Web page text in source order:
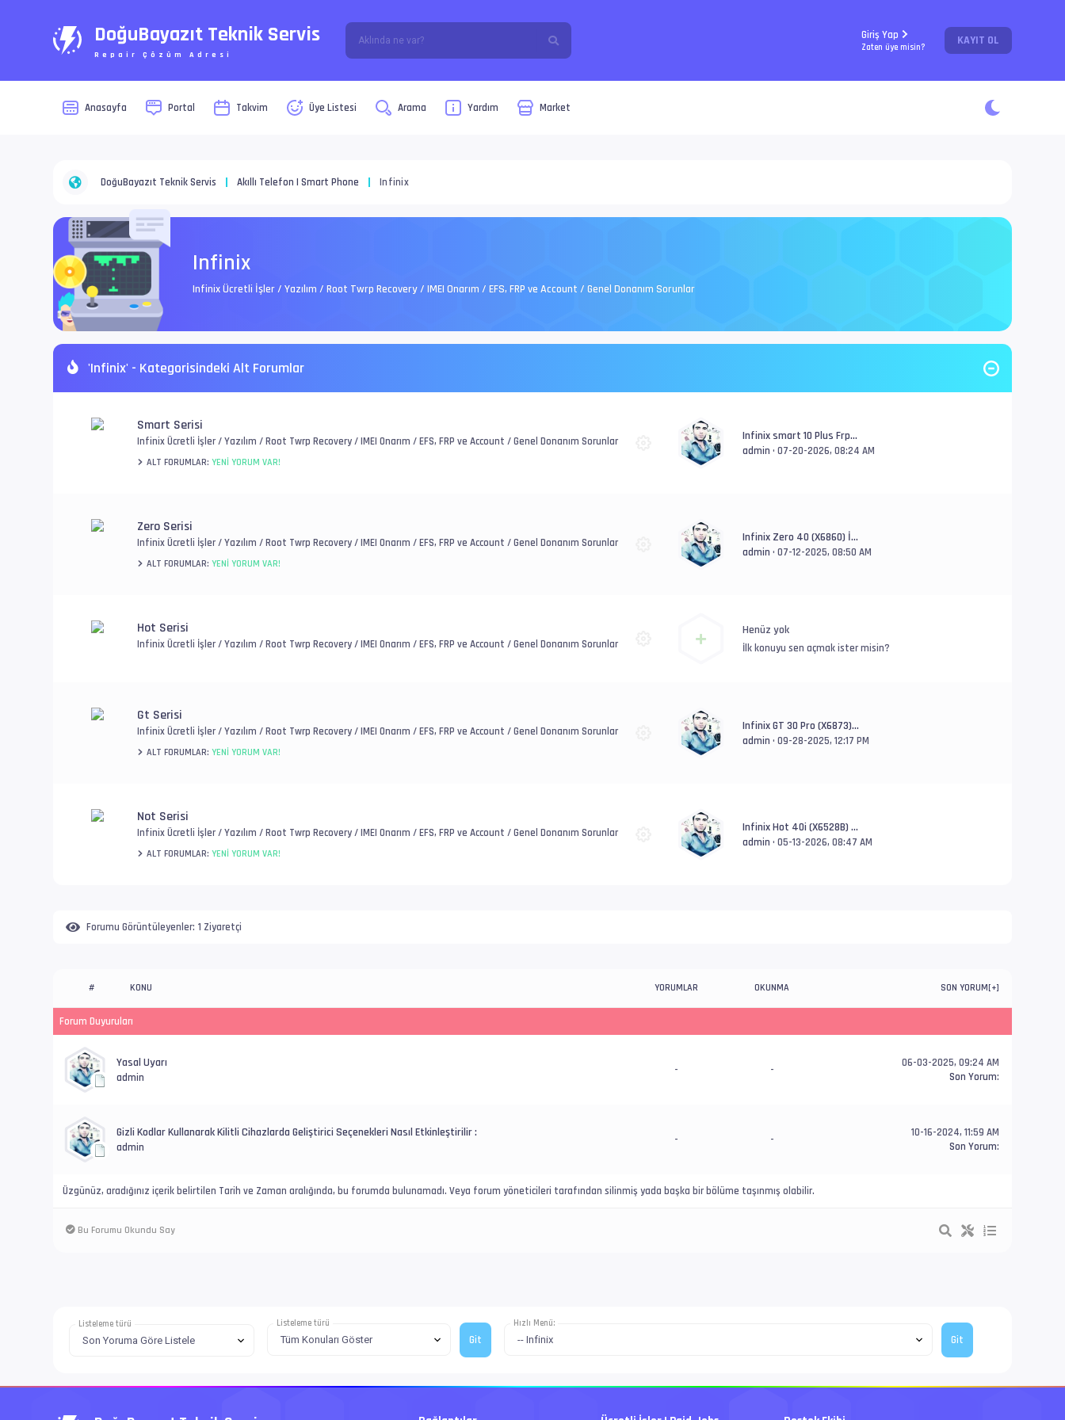
DoğuBayazıt Teknik Servis
Repair Çözüm Adresi
Giriş Yap
Zaten üye misin? KAYIT OL
Anasayfa Portal Takvim Üye Listesi Arama Yardım Market
DoğuBayazıt Teknik Servis Akıllı Telefon | Smart Phone Infinix
Infinix
Infinix Ücretli İşler / Yazılım / Root Twrp Recovery / IMEI Onarım / EFS, FRP ve Account / Genel Donanım Sorunlar
'Infinix' - Kategorisindeki Alt Forumlar
Smart Serisi
Infinix Ücretli İşler / Yazılım / Root Twrp Recovery / IMEI Onarım / EFS, FRP ve Account / Genel Donanım Sorunlar
ALT FORUMLAR: YENI YORUM VAR!
Infinix smart 10 Plus Frp...
admin • 07-20-2026, 08:24 AM
Zero Serisi
Infinix Ücretli İşler / Yazılım / Root Twrp Recovery / IMEI Onarım / EFS, FRP ve Account / Genel Donanım Sorunlar
ALT FORUMLAR: YENI YORUM VAR!
Infinix Zero 40 (X6860) İ...
admin • 07-12-2025, 08:50 AM
Hot Serisi
Infinix Ücretli İşler / Yazılım / Root Twrp Recovery / IMEI Onarım / EFS, FRP ve Account / Genel Donanım Sorunlar
Henüz yok
İlk konuyu sen açmak ister misin?
Gt Serisi
Infinix Ücretli İşler / Yazılım / Root Twrp Recovery / IMEI Onarım / EFS, FRP ve Account / Genel Donanım Sorunlar
ALT FORUMLAR: YENI YORUM VAR!
Infinix GT 30 Pro (X6873)...
admin • 09-28-2025, 12:17 PM
Not Serisi
Infinix Ücretli İşler / Yazılım / Root Twrp Recovery / IMEI Onarım / EFS, FRP ve Account / Genel Donanım Sorunlar
ALT FORUMLAR: YENI YORUM VAR!
Infinix Hot 40i (X6528B) ...
admin • 05-13-2026, 08:47 AM
Forumu Görüntüleyenler: 1 Ziyaretçi
# KONU YORUMLAR OKUNMA SON YORUM[+]
Forum Duyuruları
Yasal Uyarı
admin
- -
06-03-2025, 09:24 AM
Son Yorum:
Gizli Kodlar Kullanarak Kilitli Cihazlarda Geliştirici Seçenekleri Nasıl Etkinleştirilir :
admin
- -
10-16-2024, 11:59 AM
Son Yorum:
Üzgünüz, aradığınız içerik belirtilen Tarih ve Zaman aralığında, bu forumda bulunamadı. Veya forum yöneticileri tarafından silinmiş yada başka bir bölüme taşınmış olabilir.
Bu Forumu Okundu Say
Listeleme türü Listeleme türü Hızlı Menü: